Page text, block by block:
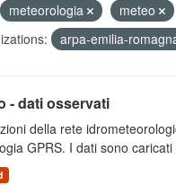
meteorologia meteo
arpa-emilia-
- dati osservati
della rete
GPRS. I dati sono caricati